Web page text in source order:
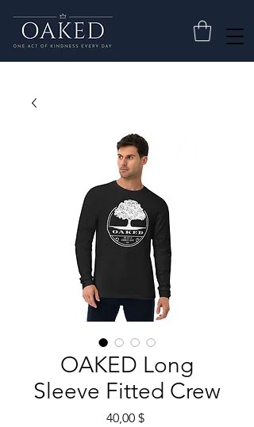
OAKED Long
Sleeve Fitted Crew
40,00 $Τιμή